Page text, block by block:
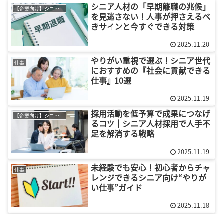
【企業向け】シニア採用
シニア人材の「早期離職の兆候」
を見逃さない！人事が押さえるべ
きサインと今すぐできる対策
2025.11.20
仕事
やりがい重視で選ぶ！シニア世代
におすすめの『社会に貢献できる
仕事』10選
2025.11.19
【企業向け】シニア採用
採用活動を低予算で成果につなげ
るコツ｜シニア人材採用で人手不
足を解消する戦略
2025.11.19
仕事
未経験でも安心！初心者からチャ
レンジできるシニア向け“やりが
い仕事”ガイド
2025.11.18